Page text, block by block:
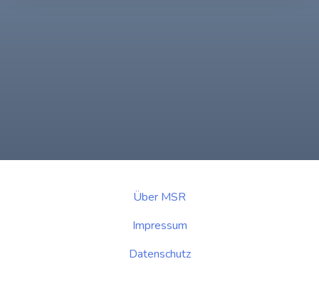
Über MSR
Impressum
Datenschutz